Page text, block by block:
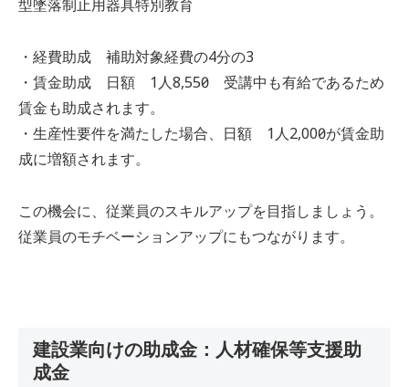
型墜落制止用器具特別教育
・経費助成 補助対象経費の4分の3
・賃金助成 日額 1人8,550円 受講中も有給であるため
賃金も助成されます。
・生産性要件を満たした場合、日額 1人2,000円が賃金助
成に増額されます。
この機会に、従業員のスキルアップを目指しましょう。
従業員のモチベーションアップにもつながります。
建設業向けの助成金：人材確保等支援助
成金